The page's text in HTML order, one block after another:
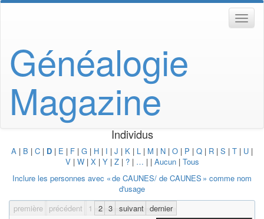
Généalogie
Magazine
Individus
A | B | C | D | E | F | G | H | I | J | K | L | M | N | O | P | Q | R | S | T | U |
V| W| X| Y| Z| ?| … | | Aucun| Tous
Inclure les personnes avec «de CAUNES/ de CAUNES » comme nom
d'usage
première précédent 1 2 3 suivant dernier